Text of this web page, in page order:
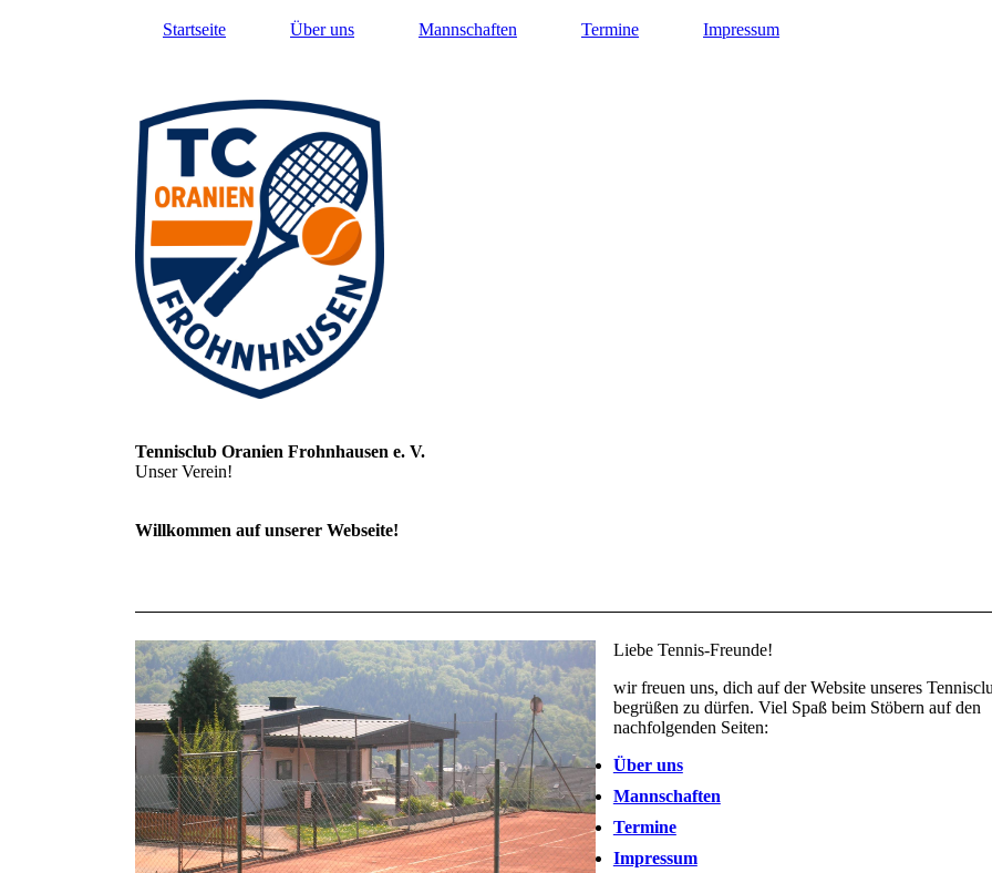
Startseite Über uns Mannschaften Termine Impressum
Tennisclub Oranien Frohnhausen e. V.
Unser Verein!
Willkommen auf unserer Webseite!
Liebe Tennis-Freunde!
wir freuen uns, dich auf der Website unseres
begrüßen zu dürfen. Viel Spaß beim Stöbern auf den
nachfolgenden Seiten:
Über uns
Mannschaften
Termine
Impressum